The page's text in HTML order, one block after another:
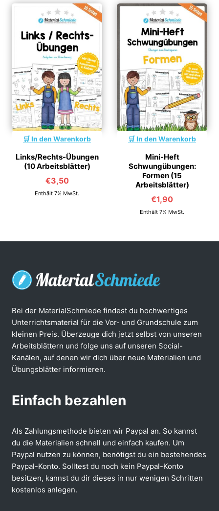
In den Warenkorb
Links/Rechts-Übungen
(10 Arbeitsblätter)
€3,50
Enthält 7% MwSt.
In den Warenkorb
Mini-Heft
Schwungübungen:
Formen (15
Arbeitsblätter)
€1,90
Enthält 7% MwSt.
Bei der MaterialSchmiede findest du hochwertiges
Unterrichtsmaterial für die Vor- und Grundschule zum
kleinen Preis. Überzeuge dich jetzt selbst von unseren
Arbeitsblättern und folge uns auf unseren Social-
Kanälen, auf denen wir dich über neue Materialien und
Übungsblätter informieren.
Einfach bezahlen
Als Zahlungsmethode bieten wir Paypal an. So kannst
du die Materialien schnell und einfach kaufen. Um
Paypal nutzen zu können, benötigst du ein bestehendes
Paypal-Konto. Solltest du noch kein Paypal-Konto
besitzen, kannst du dir dieses in nur wenigen Schritten
kostenlos anlegen.